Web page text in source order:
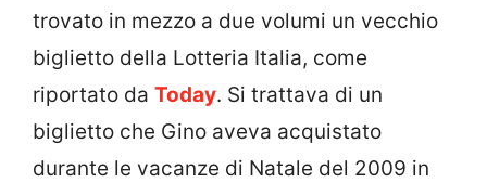
trovato in mezzo a due volumi un vecchio
biglietto della Lotteria Italia, come
riportato da Today. Si trattava di un
biglietto che Gino aveva acquistato
durante le vacanze di Natale del 2009 in